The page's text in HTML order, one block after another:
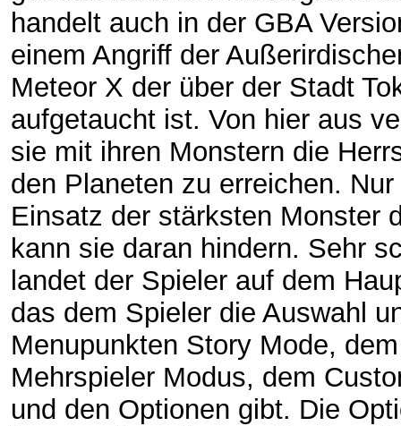
handelt auch in der GBA
einem Angriff der
Meteor X der über der Stadt
aufgetaucht ist. Von hier aus
sie mit ihren Monstern die
den Planeten zu erreichen. Nur
Einsatz der stärksten Monster
kann sie daran hindern. Sehr
landet der Spieler auf dem
das dem Spieler die Auswahl
Menupunkten Story Mode, dem
Mehrspieler Modus, dem
und den Optionen gibt. Die